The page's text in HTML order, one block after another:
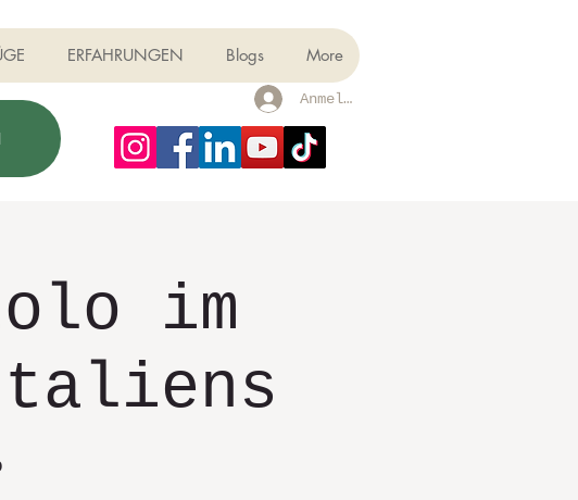
ERFAHRUNGEN Blogs More
Anmelden
im